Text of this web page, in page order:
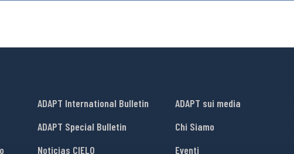
ADAPT International Bulletin
ADAPT Special Bulletin
Noticias CIELO
ADAPT sui media
Chi Siamo
Eventi